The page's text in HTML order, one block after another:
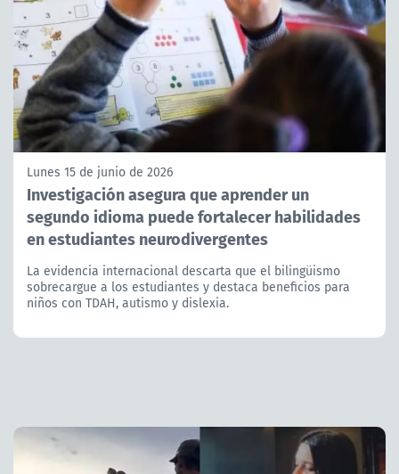
Lunes 15 de junio de 2026
Investigación asegura que aprender un
segundo idioma puede fortalecer habilidades
en estudiantes neurodivergentes
La evidencia internacional descarta que el bilingüismo
sobrecargue a los estudiantes y destaca beneficios para
niños con TDAH, autismo y dislexia.